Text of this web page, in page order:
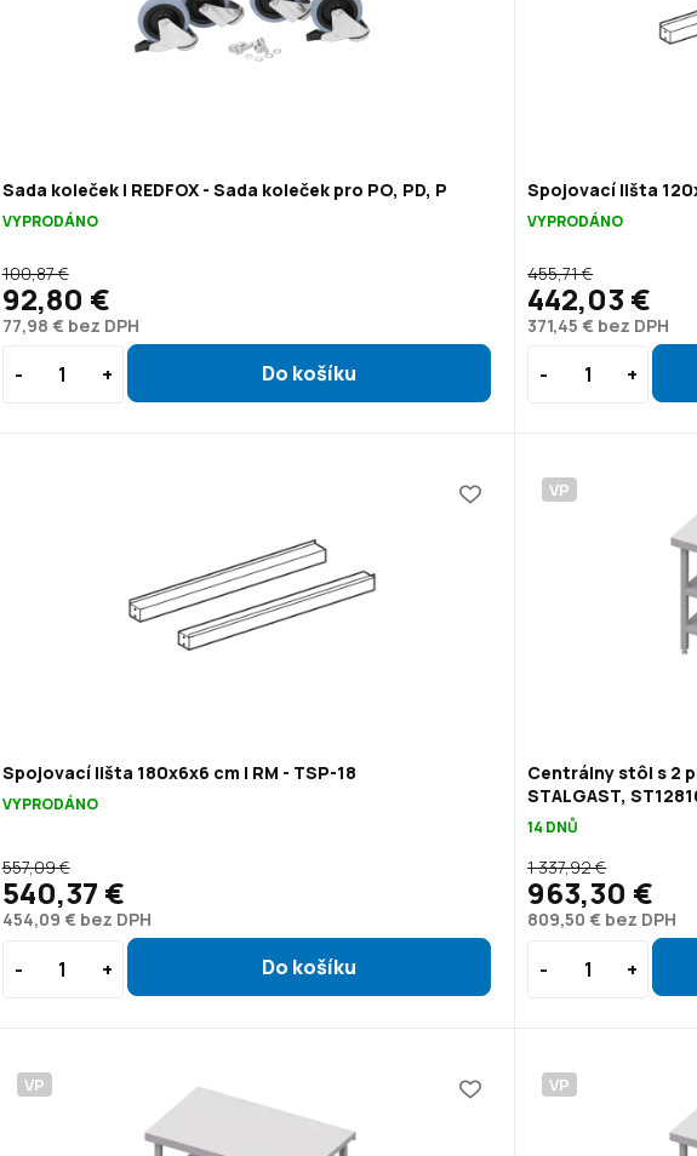
Sada koleček | REDFOX - Sada koleček pro PO, PD, P
VYPRODÁNO
77,98 € bez DPH
100,87 €
92,80 €
Spojovací lišta
VYPRODÁNO
371,45 € bez DPH
455,71 €
442,03 €
Spojovací lišta 180x6x6 cm | RM - TSP-18
VYPRODÁNO
454,09 € bez DPH
557,09 €
540,37 €
VP
Centrálny stôl s 2
STALGAST,
14 DNŮ
809,50 € bez DPH
1 337,92 €
963,30 €
VP VP